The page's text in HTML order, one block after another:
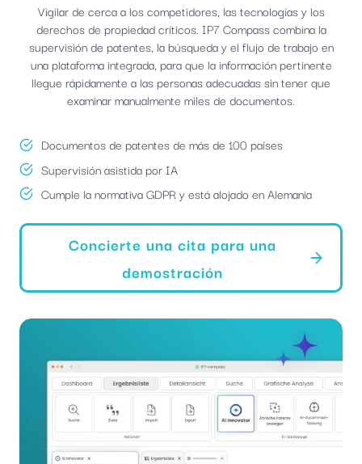
Vigilar de cerca a los competidores, las tecnologías y los
derechos de propiedad críticos. IP7 Compass combina la
supervisión de patentes, la búsqueda y el flujo de trabajo en
una plataforma integrada, para que la información pertinente
llegue rápidamente a las personas adecuadas sin tener que
examinar manualmente miles de documentos.
Documentos de patentes de más de 100 países
Supervisión asistida por IA
Cumple la normativa GDPR y está alojado en Alemania
Concierte una cita para una
demostración